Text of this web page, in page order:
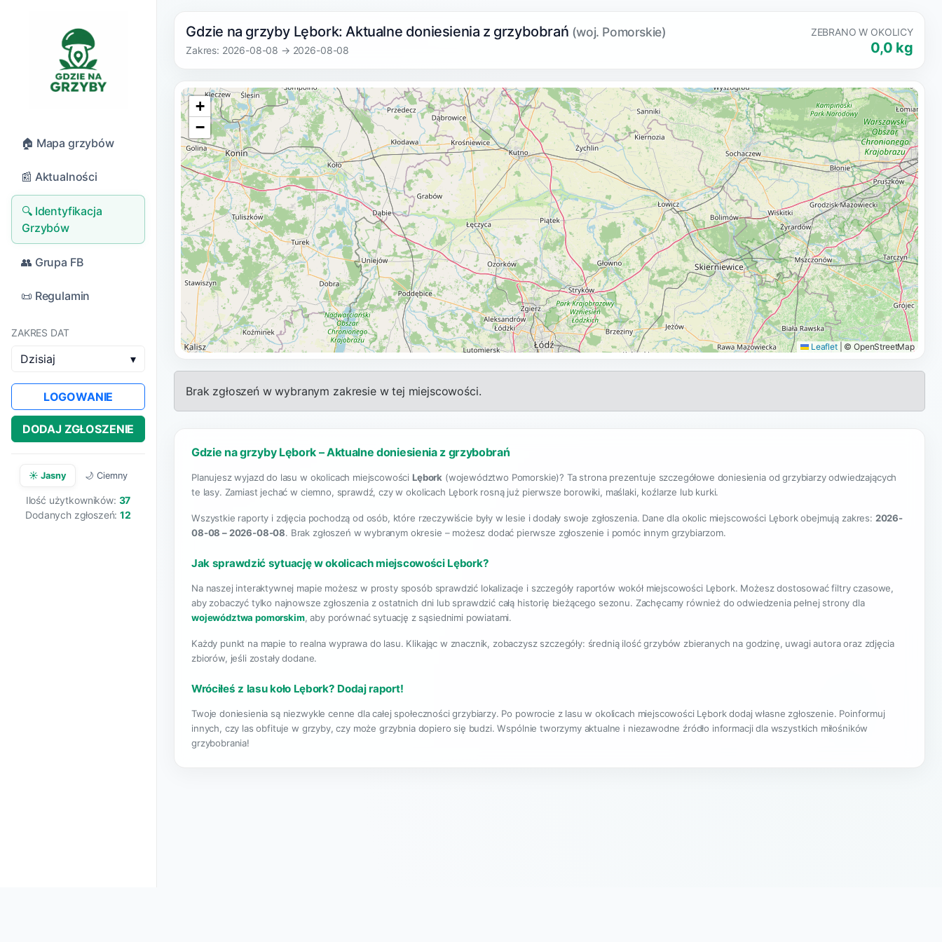
🏠 Mapa grzybów
📰 Aktualności
🔍 Identyfikacja
Grzybów
👥 Grupa FB
📜 Regulamin
ZAKRES DAT
Dzisiaj ▾
LOGOWANIE
DODAJ ZGŁOSZENIE
☀️ Jasny 🌙 Ciemny
Ilość użytkowników: 37
Dodanych zgłoszeń:12
Gdzie na grzyby Lębork: Aktualne doniesienia z grzybobrań (woj. Pomorskie)
Zakres: 2026-08-08 → 2026-08-08
ZEBRANO W OKOLICY
0,0 kg
+
−
Leaflet © OpenStreetMap
Brak zgłoszeń w wybranym zakresie w tej miejscowości.
Gdzie na grzyby Lębork – Aktualne doniesienia z grzybobrań
Planujesz wyjazd do lasu w okolicach miejscowości Lębork (województwo Pomorskie)? Ta strona prezentuje szczegółowe doniesienia od grzybiarzy odwiedzających
te lasy. Zamiast jechać w ciemno, sprawdź, czy w okolicach Lębork rosną już pierwsze borowiki, maślaki, koźlarze lub kurki.
Wszystkie raporty i zdjęcia pochodzą od osób, które rzeczywiście były w lesie i dodały swoje zgłoszenia. Dane dla okolic miejscowości Lębork obejmują zakres: 2026-
08-08 – 2026-08-08. Brak zgłoszeń w wybranym okresie – możesz dodać pierwsze zgłoszenie i pomóc innym grzybiarzom.
Jak sprawdzić sytuację w okolicach miejscowości Lębork?
Na naszej interaktywnej mapie możesz w prosty sposób sprawdzić lokalizacje i szczegóły raportów wokół miejscowości Lębork. Możesz dostosować filtry czasowe,
aby zobaczyć tylko najnowsze zgłoszenia z ostatnich dni lub sprawdzić całą historię bieżącego sezonu. Zachęcamy również do odwiedzenia pełnej strony dla
województwa pomorskim, aby porównać sytuację z sąsiednimi powiatami.
Każdy punkt na mapie to realna wyprawa do lasu. Klikając w znacznik, zobaczysz szczegóły: średnią ilość grzybów zbieranych na godzinę, uwagi autora oraz zdjęcia
zbiorów, jeśli zostały dodane.
Wróciłeś z lasu koło Lębork? Dodaj raport!
Twoje doniesienia są niezwykle cenne dla całej społeczności grzybiarzy. Po powrocie z lasu w okolicach miejscowości Lębork dodaj własne zgłoszenie. Poinformuj
innych, czy las obfituje w grzyby, czy może grzybnia dopiero się budzi. Wspólnie tworzymy aktualne i niezawodne źródło informacji dla wszystkich miłośników
grzybobrania!